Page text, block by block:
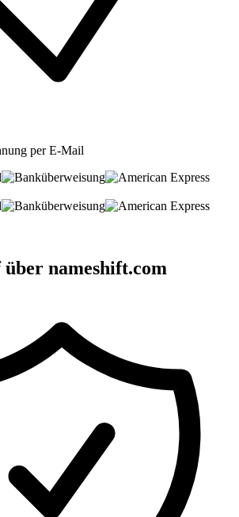
per E-Mail
nameshift.com